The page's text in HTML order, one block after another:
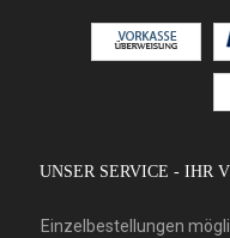
UNSER SERVICE - IHR
Einzelbestellungen